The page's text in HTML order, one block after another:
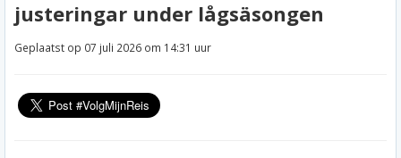
justeringar under lågsäsongen
Geplaatst op 07 juli 2026 om 14:31 uur